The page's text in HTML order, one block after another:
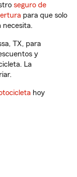
seguro de
para que solo
necesita.
TX, para
y
La
hoy